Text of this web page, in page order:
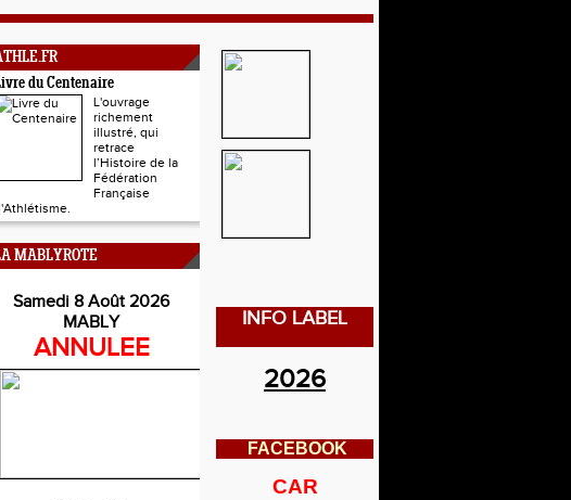
du Centenaire
L'ouvrage
richement
illustré, qui
retrace
l’Histoire de la
Fédération
Française
MABLYROTE
Samedi 8 Août 2026
MABLY
ANNULEE
INFO LABEL
2026
FACEBOOK
CAR